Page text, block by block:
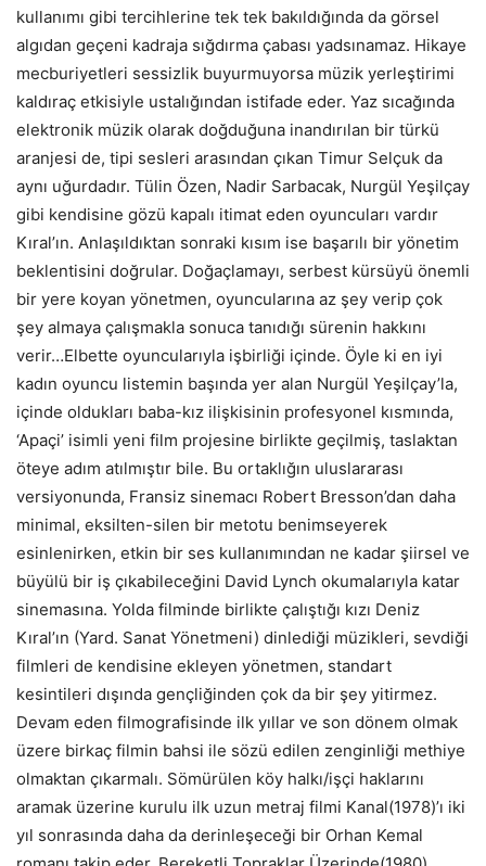
kullanımı gibi tercihlerine tek tek bakıldığında da görsel
algıdan geçeni kadraja sığdırma çabası yadsınamaz. Hikaye
mecburiyetleri sessizlik buyurmuyorsa müzik yerleştirimi
kaldıraç etkisiyle ustalığından istifade eder. Yaz sıcağında
elektronik müzik olarak doğduğuna inandırılan bir türkü
aranjesi de, tipi sesleri arasından çıkan Timur Selçuk da
aynı uğurdadır. Tülin Özen, Nadir Sarbacak, Nurgül Yeşilçay
gibi kendisine gözü kapalı itimat eden oyuncuları vardır
Kıral’ın. Anlaşıldıktan sonraki kısım ise başarılı bir yönetim
beklentisini doğrular. Doğaçlamayı, serbest kürsüyü önemli
bir yere koyan yönetmen, oyuncularına az şey verip çok
şey almaya çalışmakla sonuca tanıdığı sürenin hakkını
verir…Elbette oyuncularıyla işbirliği içinde. Öyle ki en iyi
kadın oyuncu listemin başında yer alan Nurgül Yeşilçay’la,
içinde oldukları baba-kız ilişkisinin profesyonel kısmında,
‘Apaçi’ isimli yeni film projesine birlikte geçilmiş, taslaktan
öteye adım atılmıştır bile. Bu ortaklığın uluslararası
versiyonunda, Fransiz sinemacı Robert Bresson’dan daha
minimal, eksilten-silen bir metotu benimseyerek
esinlenirken, etkin bir ses kullanımından ne kadar şiirsel ve
büyülü bir iş çıkabileceğini David Lynch okumalarıyla katar
sinemasına. Yolda filminde birlikte çalıştığı kızı Deniz
Kıral’ın (Yard. Sanat Yönetmeni) dinlediği müzikleri, sevdiği
filmleri de kendisine ekleyen yönetmen, standart
kesintileri dışında gençliğinden çok da bir şey yitirmez.
Devam eden filmografisinde ilk yıllar ve son dönem olmak
üzere birkaç filmin bahsi ile sözü edilen zenginliği methiye
olmaktan çıkarmalı. Sömürülen köy halkı/işçi haklarını
aramak üzerine kurulu ilk uzun metraj filmi Kanal(1978)’ı iki
yıl sonrasında daha da derinleşeceği bir Orhan Kemal